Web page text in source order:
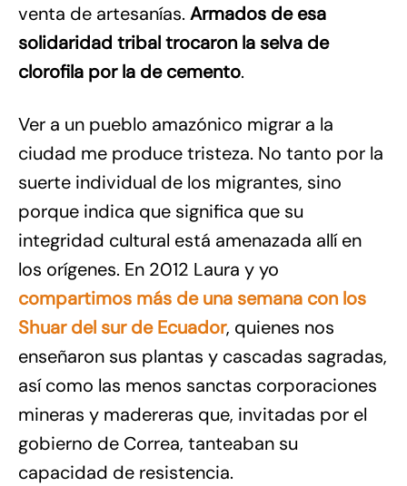
venta de artesanías. Armados de esa
solidaridad tribal trocaron la selva de
clorofila por la de cemento.
Ver a un pueblo amazónico migrar a la
ciudad me produce tristeza. No tanto por la
suerte individual de los migrantes, sino
porque indica que significa que su
integridad cultural está amenazada allí en
los orígenes. En 2012 Laura y yo
compartimos más de una semana con los
Shuar del sur de Ecuador, quienes nos
enseñaron sus plantas y cascadas sagradas,
así como las menos sanctas corporaciones
mineras y madereras que, invitadas por el
gobierno de Correa, tanteaban su
capacidad de resistencia.